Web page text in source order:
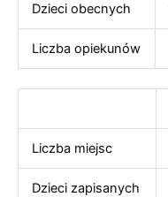
Dzieci obecnych
Liczba opiekunów
Liczba miejsc
Dzieci zapisanych